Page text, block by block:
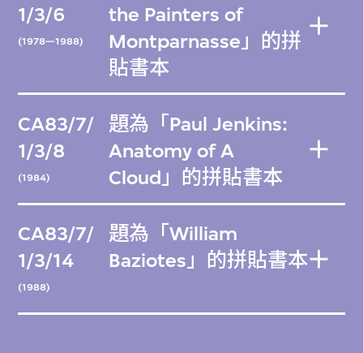
1/3/6
(1978—1988)
the Painters of
Montparnasse」的拼
貼書本
CA83/7/
1/3/8
(1984)
題為「Paul Jenkins:
Anatomy of A
Cloud」的拼貼書本
CA83/7/
1/3/14
(1988)
題為「William
Baziotes」的拼貼書本